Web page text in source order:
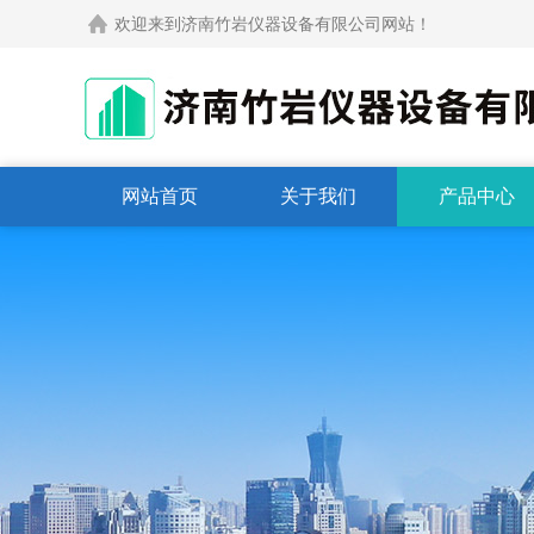
欢迎来到济南竹岩仪器设备有限公司网站！
网站首页 关于我们 产品中心